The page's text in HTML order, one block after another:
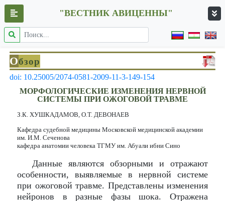
"ВЕСТНИК АВИЦЕННЫ"
Обзор
doi: 10.25005/2074-0581-2009-11-3-149-154
МОРФОЛОГИЧЕСКИЕ ИЗМЕНЕНИЯ НЕРВНОЙ
СИСТЕМЫ ПРИ ОЖОГОВОЙ ТРАВМЕ
З.К. ХУШКАДАМОВ, О.Т. ДЕВОНАЕВ
Кафедра судебной медицины Московской медицинской академии
им. И.М. Сеченова
кафедра анатомии человека ТГМУ им. Абуали ибни Сино
Данные являются обзорными и отражают
особенности, выявляемые в нервной системе
при ожоговой травме. Представлены изменения
нейронов в разные фазы шока. Отражена